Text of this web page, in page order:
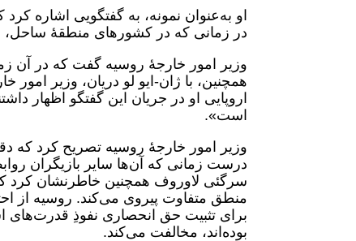
او به‌عنوان نمونه، به گفتگویی اشاره
در زمانی که در کشورهای منطقۀ ساحل،
وزیر امور خارجۀ روسیه گفت که در آن
همچنین، با ژان-ایو لو دریان، وزیر
اروپایی او در جریان این گفتگو اظهار
است».
وزیر امور خارجۀ روسیه تصریح کرد که
درست زمانی که آن‌ها سایر بازیگران
سرگئی لاوروف همچنین خاطرنشان کرد
منطق متفاوت پیروی می‌کند. روسیه از
برای تثبیت حق انحصاری نفوذِ
بوده‌اند، مخالفت می‌کند.